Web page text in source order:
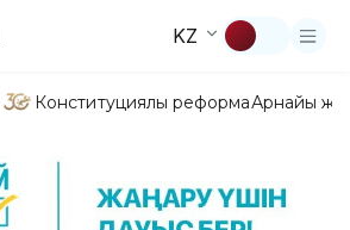
KZ
Конституциялық реформаАрнайы